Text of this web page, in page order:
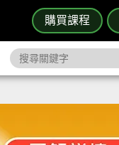
購買課程